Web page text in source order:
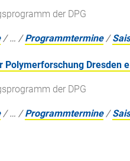
der DPG
/… /Programmtermine /
Dresden
der DPG
/… /Programmtermine /